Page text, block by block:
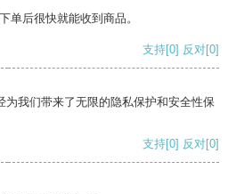
单后很快就能收到商品。
支持[0] 反对[0]
为我们带来了无限的隐私保护和安全性保
支持[0] 反对[0]